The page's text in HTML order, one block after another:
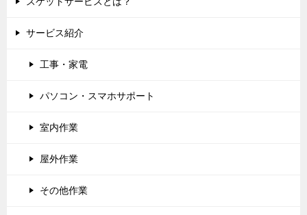
サービス紹介
工事・家電
パソコン・スマホサポート
室内作業
屋外作業
その他作業